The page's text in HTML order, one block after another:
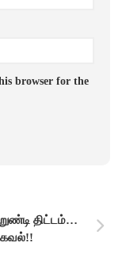
browser for the
திட்டம்…